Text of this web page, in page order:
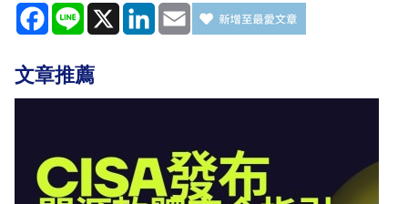
Facebook
Line X LinkedIn
Email
文章推薦